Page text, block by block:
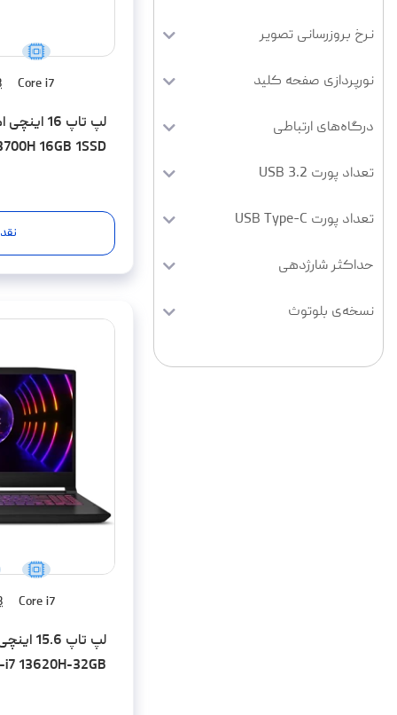
نرخ بروزرسانی تصویر
نورپردازی صفحه کلید
درگاه‌های ارتباطی
تعداد پورت USB 3.2
تعداد پورت USB Type-C
حداکثر شارژدهی
نسخه‌ی بلوتوث
Core i7
16GB 1SSD
Core i7
لپ تاپ
i7 13620H-32GB